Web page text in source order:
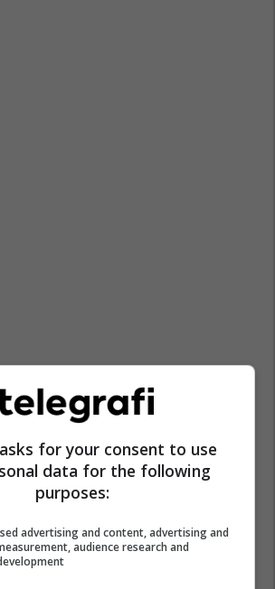
Edi Rama
Kosovë-Serbi
for your consent to use
data for the following
purposes:
advertising and content, advertising and
audience research and